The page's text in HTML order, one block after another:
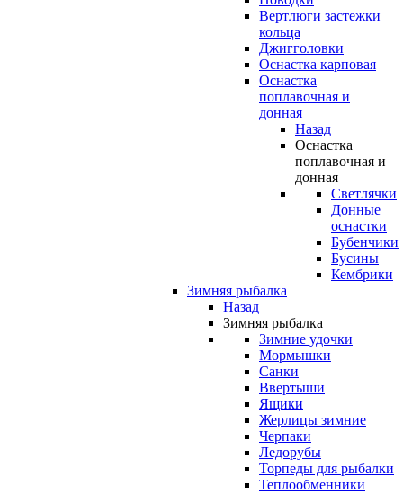
Вертлюги застежки
кольца
Джигголовки
Оснастка карповая
Оснастка
поплавочная и
донная
Назад
Оснастка
поплавочная и
донная
Светлячки
Донные
оснастки
Бубенчики
Бусины
Кембрики
Зимняя рыбалка
Назад
Зимняя рыбалка
Зимние удочки
Мормышки
Санки
Ввертыши
Ящики
Жерлицы зимние
Черпаки
Ледорубы
Торпеды для рыбалки
Теплообменники